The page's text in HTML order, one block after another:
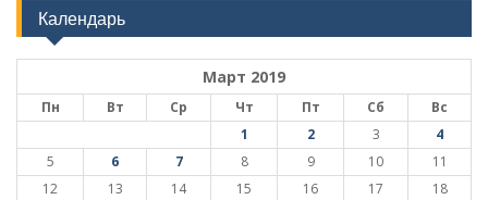
Календарь
Март 2019
Пн Вт Ср Чт Пт Сб
Вс
1
2 3
4
5
6 7 8 9 10
11
12
13 14 15 16 17
18